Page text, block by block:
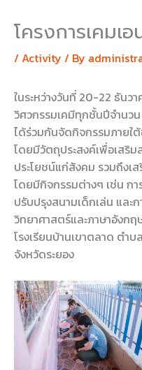
โครงการเคมเ
/ Activity / By
ในระหว่างวันที่ 20-22 ธันว
วิศวกรรมเคมีทุกชั้นปีจำนว
ได้ร่วมกันจัดกิจกรรมภายใต้
โดยมีวัตถุประสงค์เพื่อเสริ
ประโยชน์แก่สังคม รวมถึงเ
โดยมีกิจกรรมต่างๆ เช่น กา
ปรับปรุงสนามเด็กเล่น และ
วิทยาศาสตร์และภาษาอังก
โรงเรียนบ้านเขาตลาด ตำ
จังหวัดระยอง